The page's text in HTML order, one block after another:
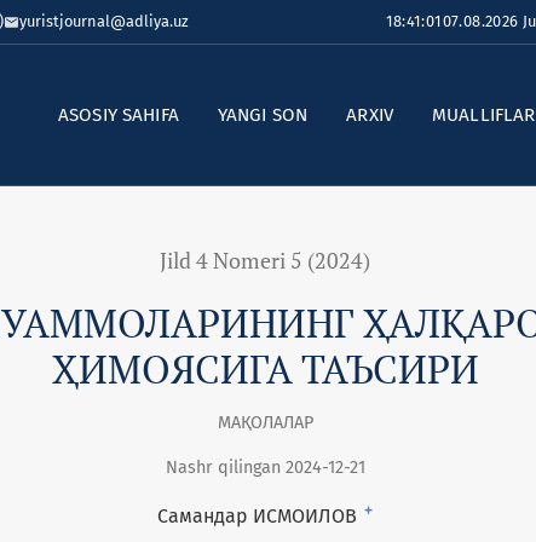
yuristjournal@adliya.uz 18:41:0207.08.2026
ASOSIY SAHIFA YANGI SON ARXIV
Jild 4 Nomeri 5 (2024)
ҲИМОЯСИГА ТАЪСИРИ
МАҚОЛАЛАР
Nashr qilingan 2024-12-21
Самандар ИСМОИЛОВ +